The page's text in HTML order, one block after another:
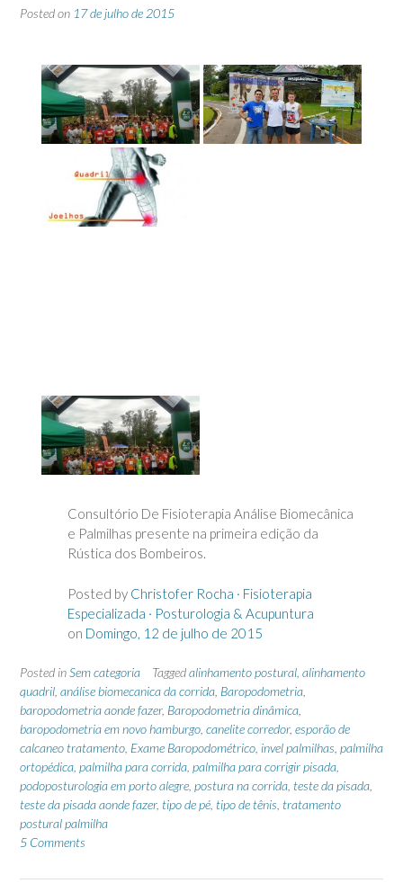
Posted on 17 de julho de 2015
Consultório De Fisioterapia Análise Biomecânica
e Palmilhas presente na primeira edição da
Rústica dos Bombeiros.
Posted by Christofer Rocha · Fisioterapia
Especializada · Posturologia & Acupuntura
on Domingo, 12 de julho de 2015
Posted inSem categoria Taggedalinhamento postural alinhamento
quadril análise biomecanica da corrida Baropodometria
baropodometria aonde fazer, Baropodometria dinâmica
baropodometria em novo hamburgo canelite corredor, esporão de
calcaneo tratamento Exame Baropodométrico invel palmilhas palmilha
ortopédica palmilha para corrida palmilha para corrigir pisada
podoposturologia em porto alegre postura na corrida teste da pisada
teste da pisada aonde fazer, tipo de pé tipo de tênis tratamento
postural palmilha
5 Comments